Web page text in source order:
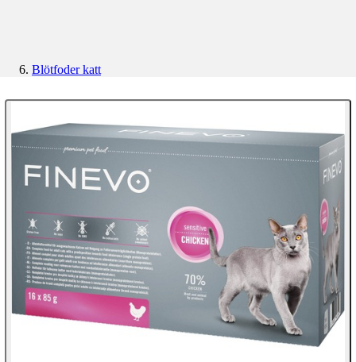
Blötfoder katt